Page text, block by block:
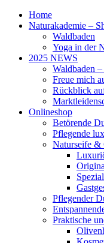
Home
Naturakademie –
Waldbaden
Yoga in der
2025 NEWS
Waldbaden
Freue mich
Rückblick
Onlineshop
Betörende
Pflegende
Naturseife &
Pflegender
Praktische